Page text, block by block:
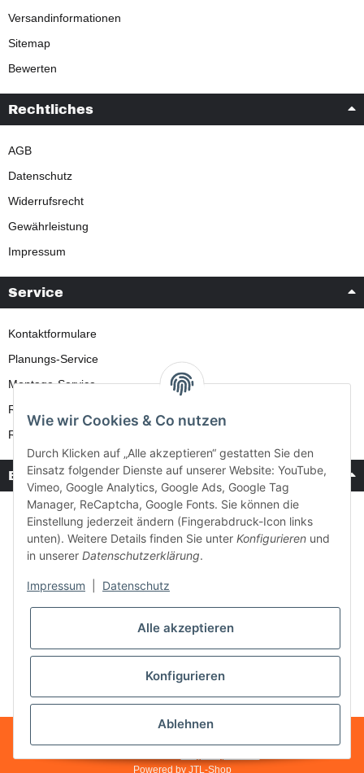
Versandinformationen
Sitemap
Bewerten
Rechtliches
AGB
Datenschutz
Widerrufsrecht
Gewährleistung
Impressum
Service
Kontaktformulare
Planungs-Service
Montage-Service
Reparatur-Service
Retouren-Service
Bezahlung & Versand
* Alle Preise inkl. gesetzlicher USt., zzgl.
Powered by JTL-Shop
Wie wir Cookies & Co nutzen
Durch Klicken auf „Alle akzeptieren“ gestatten Sie den
Einsatz folgender Dienste auf unserer Website: YouTube,
Vimeo, Google Analytics, Google Ads, Google Tag
Manager, ReCaptcha, Google Fonts. Sie können die
Einstellung jederzeit ändern (Fingerabdruck-Icon links
unten). Weitere Details finden Sie unter Konfigurieren und
in unserer Datenschutzerklärung.
Impressum Datenschutz
Alle akzeptieren
Konfigurieren
Ablehnen